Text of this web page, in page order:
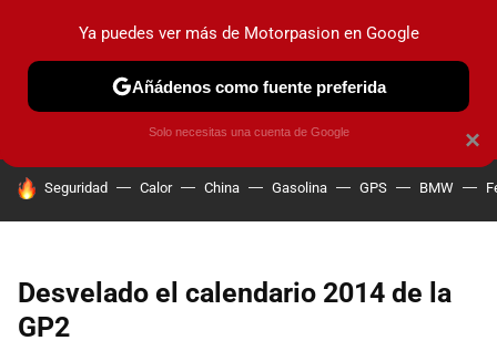
PRUEBAS COCHES ELÉCTRICOS OBSERVATORIO
HOY SE HABLA DE
Seguridad Calor China Gasolina GPS BMW
Desvelado el calendario 2014 de la
GP2
×
Ya puedes ver más de Motorpasion en Google
Añádenos como fuente preferida
Solo necesitas una cuenta de Google